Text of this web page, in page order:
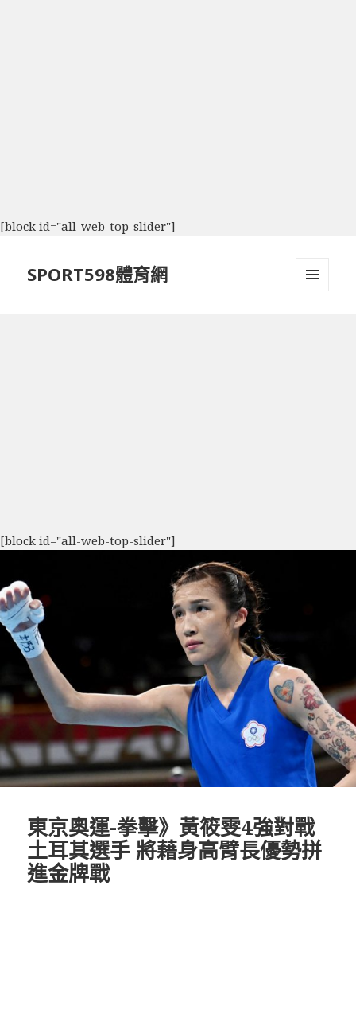
[block id="all-web-top-slider"]
SPORT598體育網
[block id="all-web-top-slider"]
東京奧運-拳擊》黃筱雯4強對戰
土耳其選手 將藉身高臂長優勢拼
進金牌戰